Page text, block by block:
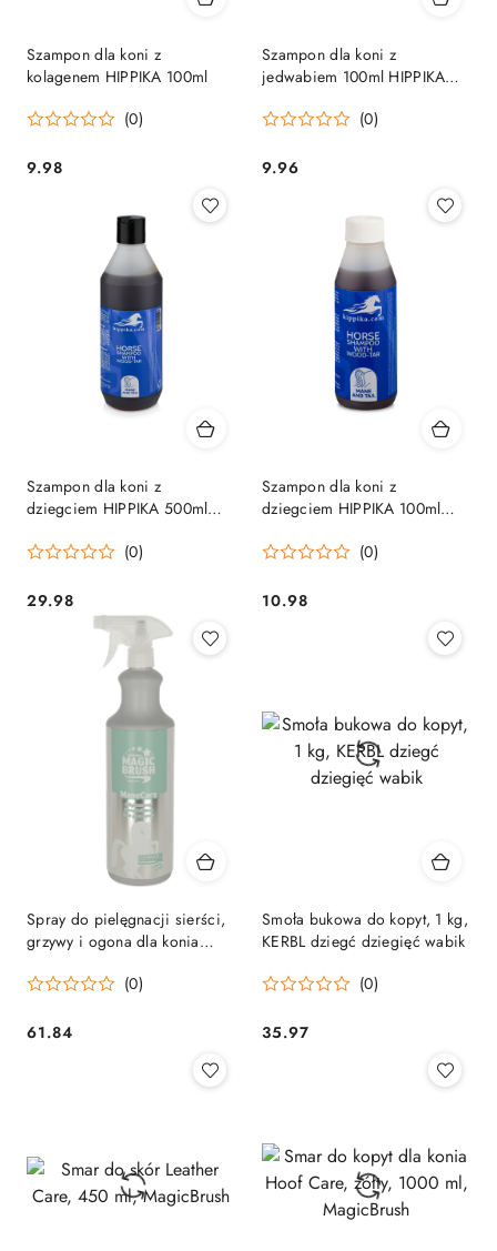
Szampon dla koni z
kolagenem HIPPIKA 100ml
(0)
Cena:
9.98
Szampon dla koni z
jedwabiem 100ml HIPPIKA
połysk
(0)
Cena:
9.96
Szampon dla koni z
dziegciem HIPPIKA 500ml
NIEZAWODNY(0)
Cena:
29.98
Szampon dla koni z
dziegciem HIPPIKA 100ml
NIEZAWODNY(0)
Cena:
10.98
Spray do pielęgnacji sierści,
grzywy i ogona dla konia
MagicBrush
(0)
Cena:
61.84
Smoła bukowa do kopyt, 1 kg,
KERBL dziegć dziegięć wabik
(0)
Cena:
35.97